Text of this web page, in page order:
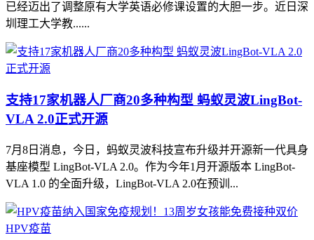
已经迈出了调整原有大学英语必修课设置的大胆一步。近日深
圳理工大学教......
支持17家机器人厂商20多种构型 蚂蚁灵波LingBot-
VLA 2.0正式开源
7月8日消息，今日，蚂蚁灵波科技宣布升级并开源新一代具身
基座模型 LingBot-VLA 2.0。作为今年1月开源版本 LingBot-
VLA 1.0 的全面升级，LingBot-VLA 2.0在预训...